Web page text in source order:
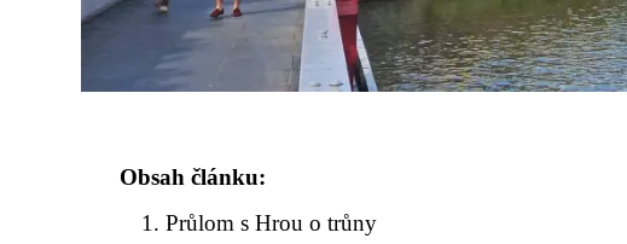
Obsah článku:
Průlom s Hrou o trůny